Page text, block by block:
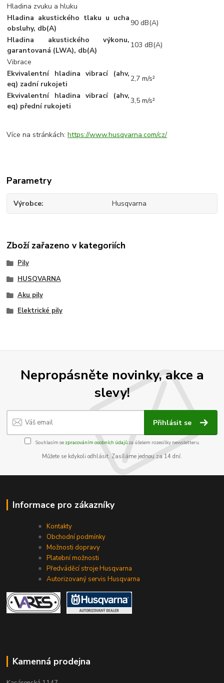
Hladina zvuku a hluku
Hladina akustického tlaku u ucha
obsluhy, db(A)
90 dB(A)
Hladina akustického výkonu,
garantovaná (LWA), db(A)
103 dB(A)
Vibrace
Ekvivalentní hladina vibrací (ahv,
eq) zadní rukojeti
2,7 m/s²
Ekvivalentní hladina vibrací (ahv,
eq) přední rukojeti
3,5 m/s²
Více na stránkách:https://www.husqvarna.com/cz/
Parametry
Výrobce Husqvarna
Zboží zařazeno v kategoriích
Pily
HUSQVARNA
Aku pily
Elektrické pily
Nepropásněte novinky, akce a
slevy!
Přihlásit se
Souhlasím se zpracováním osobních údajůza účelem rozesílky newsletteru.
Můžete se kdykoli odhlásit. Zasíláme jednou za 14 dní.
Informace pro zákazníky
Kontakty
Obchodní podmínky
Možnosti dopravy
Platební možnosti
Předváděcí stroje Husqvarna
Autorizovaný servis Husqvarna
Kamenná prodejna